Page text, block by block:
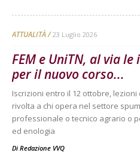
ATTUALITÀ 23 Luglio 2026
FEM e UniTN, al via
per il nuovo corso...
Iscrizioni entro il 12 ottobre,
rivolta a chi opera nel settore
professionale o tecnico agrario o
ed enologia
Di Redazione VVQ